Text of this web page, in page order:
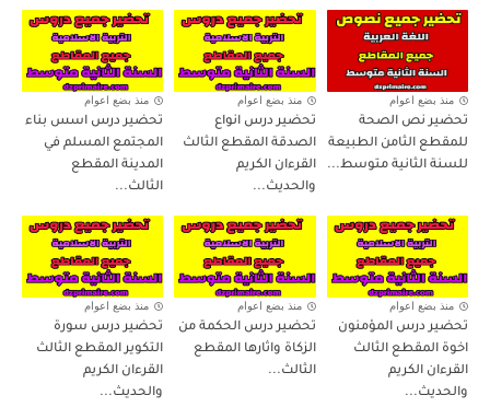
منذ بضع اعوام
تحضير نص الصحة
للمقطع الثامن الطبيعة
للسنة الثانية متوسط...
منذ بضع اعوام
تحضير درس انواع
الصدقة المقطع الثالث
القرءان الكريم
والحديث...
منذ بضع اعوام
تحضير درس اسس بناء
المجتمع المسلم في
المدينة المقطع
الثالث...
منذ بضع اعوام
تحضير درس المؤمنون
اخوة المقطع الثالث
القرءان الكريم
والحديث...
منذ بضع اعوام
تحضير درس الحكمة من
الزكاة واثارها المقطع
الثالث...
منذ بضع اعوام
تحضير درس سورة
التكوير المقطع الثالث
القرءان الكريم
والحديث...